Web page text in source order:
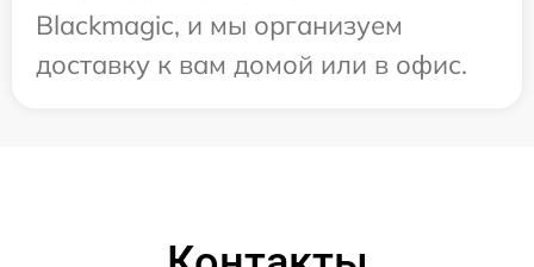
Blackmagic, и мы организуем
доставку к вам домой или в офис.